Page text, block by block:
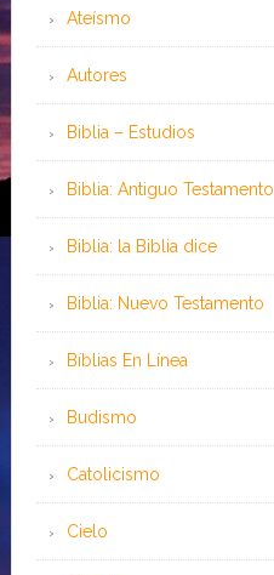
Ateísmo
Autores
Biblia – Estudios
Biblia: Antiguo Testamento
Biblia: la Biblia dice
Biblia: Nuevo Testamento
Bíblias En Línea
Budismo
Catolicismo
Cielo